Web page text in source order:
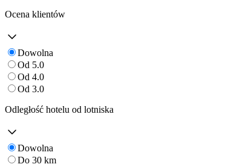
Ocena klientów
Dowolna
Od 5.0
Od 4.0
Od 3.0
Odległość hotelu od lotniska
Dowolna
Do 30 km